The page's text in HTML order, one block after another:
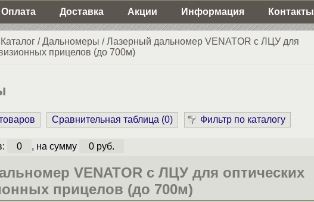
Оплата Доставка Акции Информация Контакты
Каталог/Дальномеры /Лазерный дальномер VENATOR с ЛЦУ для
прицелов (до 700м)
Сравнительная таблица (0) Фильтр по каталогу
0 , на сумму 0 руб.
VENATOR с ЛЦУ для оптических
прицелов (до 700м)